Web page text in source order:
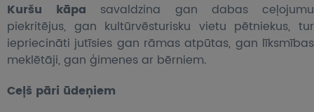
Kuršu kāpa savaldzina gan dabas ceļojumu
piekritējus, gan kultūrvēsturisku vietu pētniekus, tur
iepriecināti jutīsies gan rāmas atpūtas, gan līksmības
meklētāji, gan ģimenes ar bērniem.
Ceļš pāri ūdeņiem